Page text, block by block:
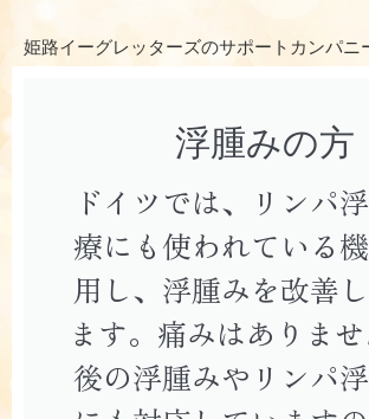
姫路イーグレッターズのサポートカンパニ
浮腫みの方
ドイツでは、リンパ
療にも使われている
用し、浮腫みを改善
ます。痛みはありま
後の浮腫みやリンパ